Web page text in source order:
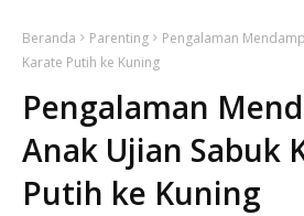
Beranda Parenting
Pengalaman
Karate Putih ke Kuning
Pengalaman
Anak Ujian Sabuk
Putih ke Kuning